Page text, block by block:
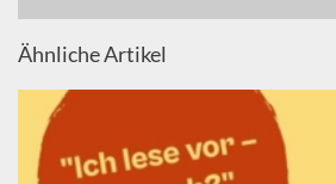
Ähnliche Artikel